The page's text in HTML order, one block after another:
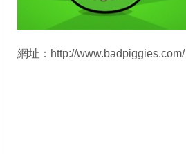
網址： http://www.badpiggies.com/